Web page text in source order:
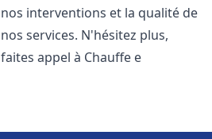
nos interventions et la qualité de
nos services. N'hésitez plus,
faites appel à Chauffe e